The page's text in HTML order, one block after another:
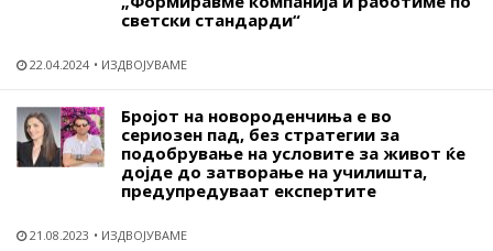
светски стандарди“
22.04.2024 ИЗДВОЈУВАМЕ
Бројот на новороденчиња е во
сериозен пад, без стратегии за
подобрување на условите за живот ќе
дојде до затворање на училишта,
предупредуваат експертите
21.08.2023 ИЗДВОЈУВАМЕ